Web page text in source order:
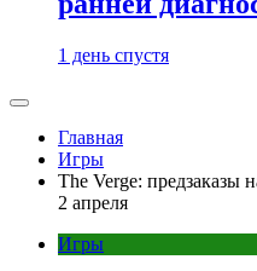
1 день спустя
Главная
Игры
The Verge: предзаказы
2 апреля
Игры